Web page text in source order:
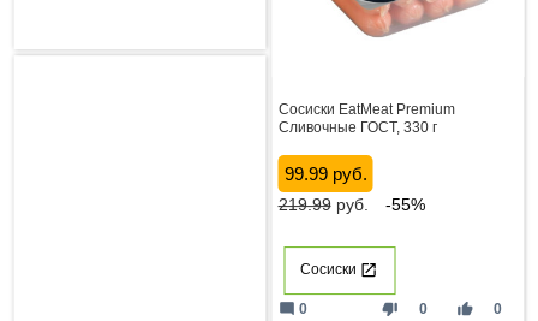
Сосиски EatMeat Premium
Сливочные ГОСТ, 330 г
99.99 руб.
219.99руб. -55%
Сосиски
thumb_down 0 thumb_up 0
mode_comment 0